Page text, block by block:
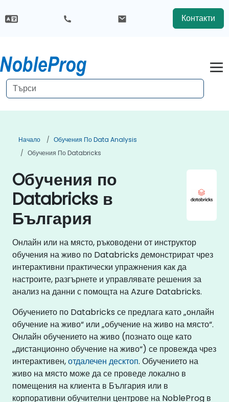
Контакти
Начало
Обучения По Data Analysis
Обучения По Databricks
Oбучения по
Databricks в
България
Онлайн или на място, ръководени от инструктор
обучения на живо по Databricks демонстрират чрез
интерактивни практически упражнения как да
настроите, разгърнете и управлявате решения за
анализ на данни с помощта на Azure Databricks.
Обучението по Databricks се предлага като „онлайн
обучение на живо“ или „обучение на живо на място“.
Онлайн обучението на живо (познато още като
„дистанционно обучение на живо“) се провежда чрез
интерактивен,отдалечен десктоп. Обучението на
живо на място може да се проведе локално в
помещения на клиента в България или в
корпоративни обучителни центрове на NobleProg в